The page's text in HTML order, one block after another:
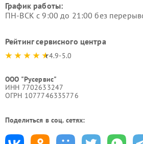
График работы:
ПН-ВСК с 9:00 до 21:00 без
Рейтинг сервисного центра
4.9-5.0
ООО "Русервис"
ИНН 7702633247
ОГРН 1077746335776
Поделиться в соц. сетях: